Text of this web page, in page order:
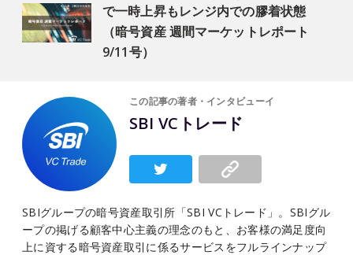
で一時上昇もレンジ内での膠着状態
（暗号資産 週間マーケットレポート
9/11号）
この記事の著者・インタビューイ
SBI VCトレード
SBIグループの暗号資産取引所「SBI VCトレード」。SBIグル
ープの掲げる顧客中心主義の理念のもと、お客様の満足度向
上に資する暗号資産取引に係るサービスをフルラインナップ